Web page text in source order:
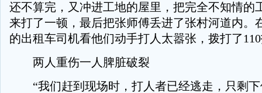
还不算完，又冲进工地的屋里，把完全不知情的
来打了一顿，最后把张师傅丢进了张村河道内。
的出租车司机看他们动手打人太嚣张，拨打了
两人重伤一人脾脏破裂
“我们赶到现场时，打人者已经逃走，只剩下